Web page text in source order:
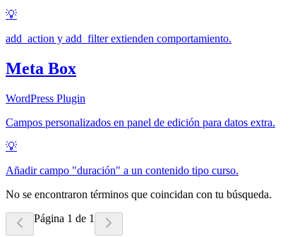
💡
add_action y add_filter extienden comportamiento.
Meta Box
WordPress Plugin
Campos personalizados en panel de edición para datos extra.
💡
Añadir campo "duración" a un contenido tipo curso.
No se encontraron términos que coincidan con tu búsqueda.
Página 1 de 1